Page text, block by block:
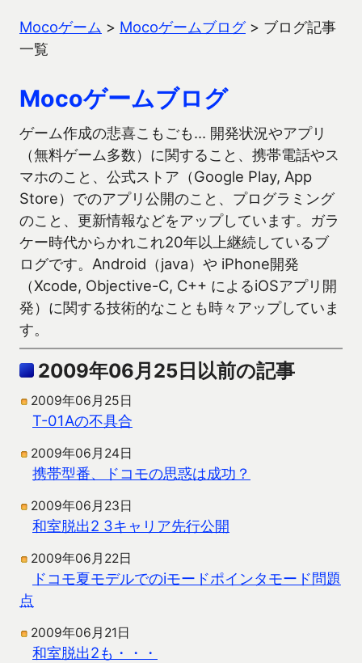
Mocoゲーム > Mocoゲームブログ> ブログ記事
一覧
Mocoゲームブログ
ゲーム作成の悲喜こもごも… 開発状況やアプリ
（無料ゲーム多数）に関すること、携帯電話やス
マホのこと、公式ストア（Google Play, App
Store）でのアプリ公開のこと、プログラミング
のこと、更新情報などをアップしています。ガラ
ケー時代からかれこれ20年以上継続しているブ
ログです。Android（java）や iPhone開発
（Xcode, Objective-C, C++ によるiOSアプリ開
発）に関する技術的なことも時々アップしていま
す。
2009年06月25日以前の記事
2009年06月25日
T-01Aの不具合
2009年06月24日
携帯型番、ドコモの思惑は成功？
2009年06月23日
和室脱出2 3キャリア先行公開
2009年06月22日
ドコモ夏モデルでのiモードポインタモード問題
点
2009年06月21日
和室脱出2も・・・